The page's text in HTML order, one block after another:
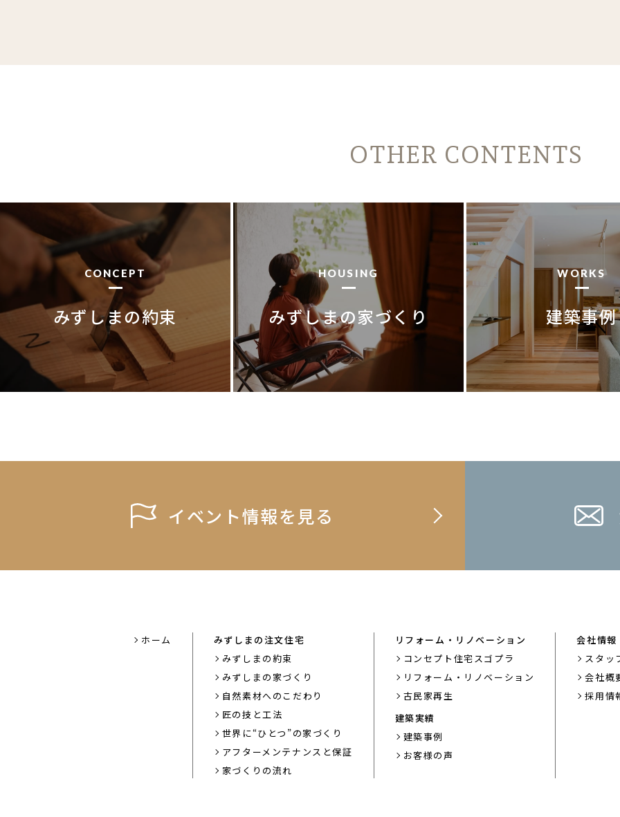
OTHER CONTENTS
CONCEPT
みずしまの約束
HOUSING
みずしまの家づくり
WORKS
建築事例
イベント情報を見る
ホーム
みずしまの注文住宅
みずしまの約束
みずしまの家づくり
自然素材へのこだわり
匠の技と工法
世界に“ひとつ”の家づくり
アフターメンテナンスと保証
家づくりの流れ
リフォーム・リノベーション
コンセプト住宅スゴプラ
リフォーム・リノベーション
古民家再生
建築実績
建築事例
お客様の声
会社情報
スタッ
会社概
採用情